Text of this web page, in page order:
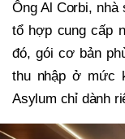
Ông Al Corbi, nhà
tổ hợp cung cấp
đó, gói cơ bản
thu nhập ở mức
Asylum chỉ dành